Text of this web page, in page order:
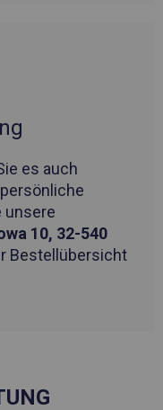
es auch
unsere
10, 32-540
Bestellübersicht